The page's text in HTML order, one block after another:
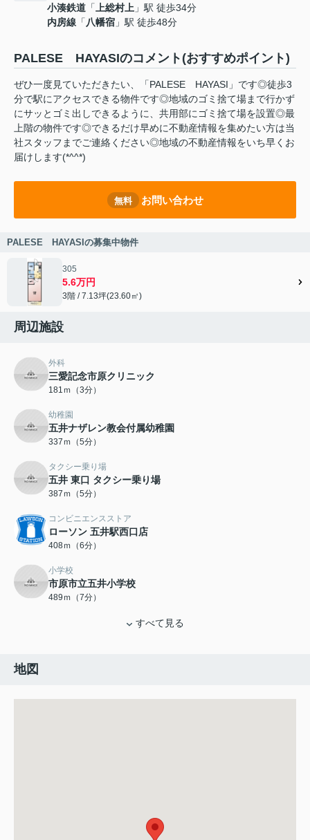
小湊鉄道 「上総村上 」駅 徒歩34分
内房線 「八幡宿 」駅 徒歩48分
PALESE HAYASIのコメント(おすすめポイント)
ぜひ一度見ていただきたい、「PALESE HAYASI」です◎徒歩3
分で駅にアクセスできる物件です◎地域のゴミ捨て場まで行かず
にサッとゴミ出しできるように、共用部にゴミ捨て場を設置◎最
上階の物件です◎できるだけ早めに不動産情報を集めたい方は当
社スタッフまでご連絡ください◎地域の不動産情報をいち早くお
届けします(*^^*)
無料 お問い合わせ
PALESE HAYASIの募集中物件
305
5.6万円
3階 / 7.13坪(23.60㎡)
周辺施設
外科
三愛記念市原クリニック
181ｍ（3分）
幼稚園
五井ナザレン教会付属幼稚園
337ｍ（5分）
タクシー乗り場
五井 東口 タクシー乗り場
387ｍ（5分）
コンビニエンスストア
ローソン 五井駅西口店
408ｍ（6分）
小学校
市原市立五井小学校
489ｍ（7分）
すべて見る
地図